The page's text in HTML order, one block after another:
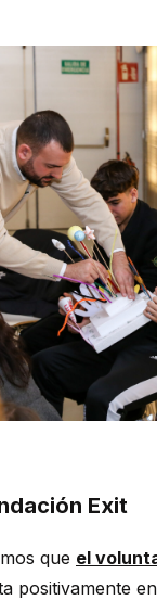
Exit
que el
positivamente